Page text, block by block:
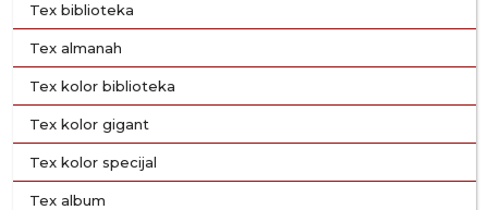
Tex biblioteka
Tex almanah
Tex kolor biblioteka
Tex kolor gigant
Tex kolor specijal
Tex album